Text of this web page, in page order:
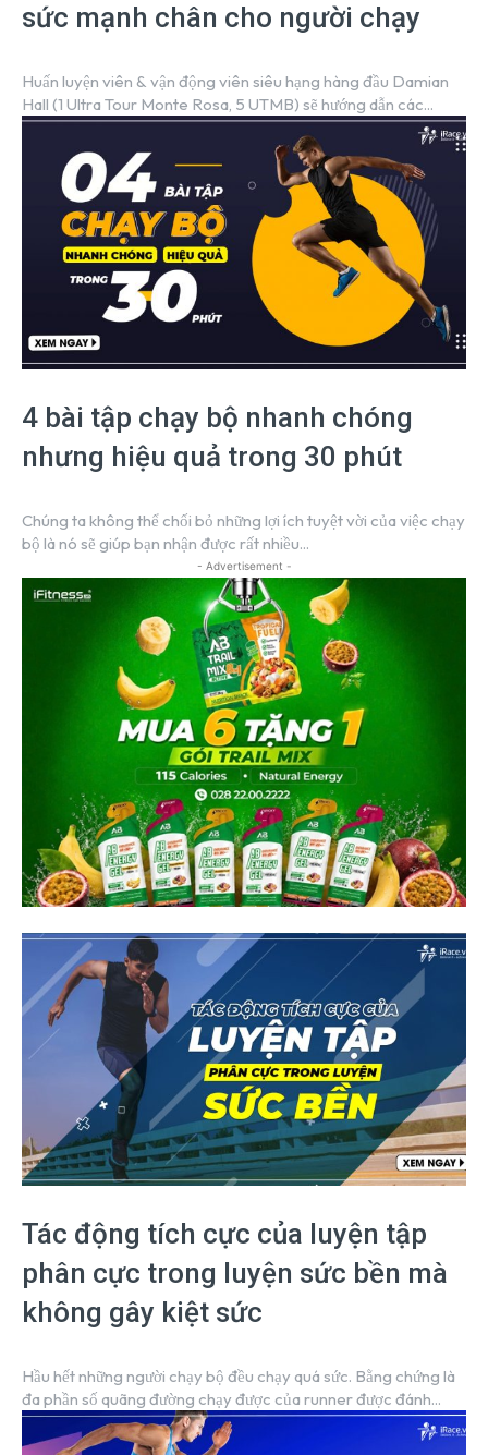
sức mạnh chân cho người chạy
Huấn luyện viên & vận động viên siêu hạng hàng đầu Damian
Hall (1 Ultra Tour Monte Rosa, 5 UTMB) sẽ hướng dẫn các...
4 bài tập chạy bộ nhanh chóng
nhưng hiệu quả trong 30 phút
Chúng ta không thể chối bỏ những lợi ích tuyệt vời của việc chạy
bộ là nó sẽ giúp bạn nhận được rất nhiều...
- Advertisement -
Tác động tích cực của luyện tập
phân cực trong luyện sức bền mà
không gây kiệt sức
Hầu hết những người chạy bộ đều chạy quá sức. Bằng chứng là
đa phần số quãng đường chạy được của runner được đánh...